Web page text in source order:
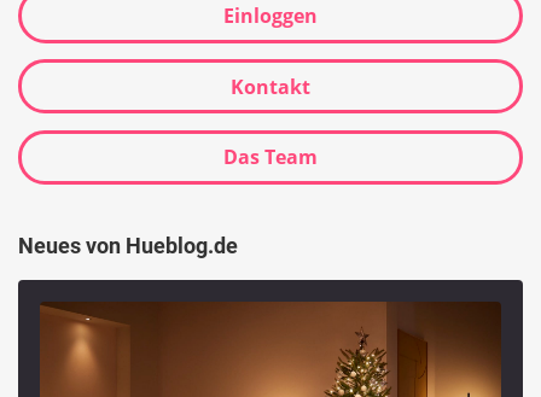
Einloggen
Kontakt
Das Team
Neues von Hueblog.de